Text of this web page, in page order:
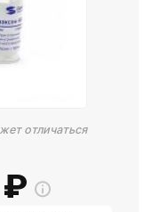
отличаться
₽